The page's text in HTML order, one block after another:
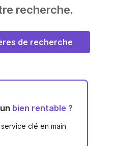
recherche.
de recherche
bien rentable ?
clé en main